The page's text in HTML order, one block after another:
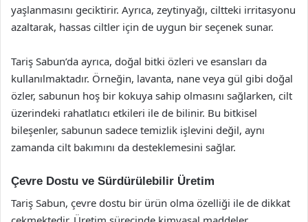
yaşlanmasını geciktirir. Ayrıca, zeytinyağı, ciltteki irritasyonu
azaltarak, hassas ciltler için de uygun bir seçenek sunar.
Tariş Sabun’da ayrıca, doğal bitki özleri ve esansları da
kullanılmaktadır. Örneğin, lavanta, nane veya gül gibi doğal
özler, sabunun hoş bir kokuya sahip olmasını sağlarken, cilt
üzerindeki rahatlatıcı etkileri ile de bilinir. Bu bitkisel
bileşenler, sabunun sadece temizlik işlevini değil, aynı
zamanda cilt bakımını da desteklemesini sağlar.
Çevre Dostu ve Sürdürülebilir Üretim
Tariş Sabun, çevre dostu bir ürün olma özelliği ile de dikkat